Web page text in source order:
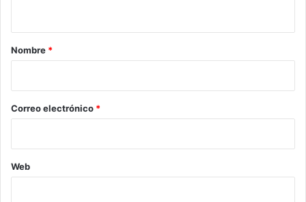
r
*
Nombre *
Correo electrónico *
Web